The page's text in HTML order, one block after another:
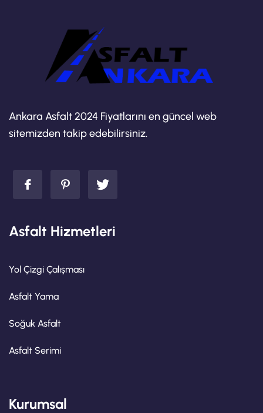
Ankara Asfalt 2024 Fiyatlarını en güncel web
sitemizden takip edebilirsiniz.
Asfalt Hizmetleri
Yol Çizgi Çalışması
Asfalt Yama
Soğuk Asfalt
Asfalt Serimi
Kurumsal